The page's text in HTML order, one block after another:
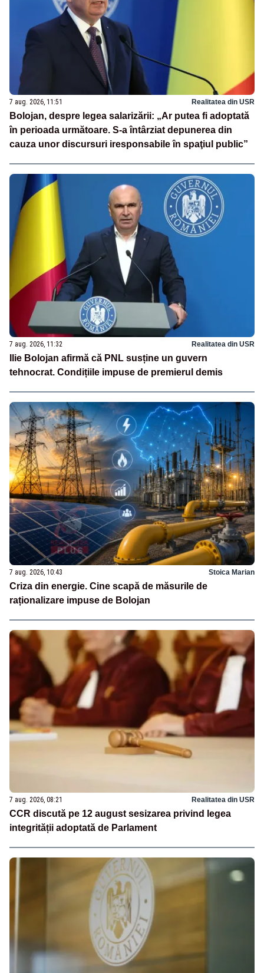
7 aug. 2026, 11:51 Realitatea din USR
Bolojan, despre legea salarizării: „Ar putea fi adoptată
în perioada următoare. S-a întârziat depunerea din
cauza unor discursuri iresponsabile în spaţiul public”
7 aug. 2026, 11:32 Realitatea din USR
Ilie Bolojan afirmă că PNL susține un guvern
tehnocrat. Condițiile impuse de premierul demis
7 aug. 2026, 10:43 Stoica Marian
Criza din energie. Cine scapă de măsurile de
raționalizare impuse de Bolojan
7 aug. 2026, 08:21 Realitatea din USR
CCR discută pe 12 august sesizarea privind legea
integrității adoptată de Parlament